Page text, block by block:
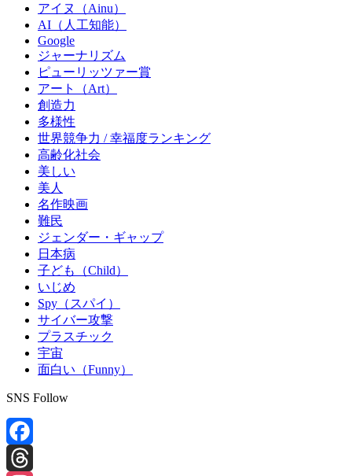
アイヌ（Ainu）
AI（人工知能）
Google
ジャーナリズム
ピューリッツァー賞
アート（Art）
創造力
多様性
世界競争力 / 幸福度ランキング
高齢化社会
美しい
美人
名作映画
難民
ジェンダー・ギャップ
日本病
子ども（Child）
いじめ
Spy（スパイ）
サイバー攻撃
プラスチック
宇宙
面白い（Funny）
SNS Follow
Facebook